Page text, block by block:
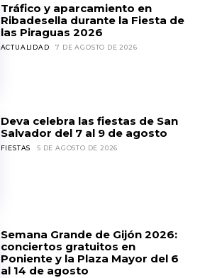
Tráfico y aparcamiento en
Ribadesella durante la Fiesta de
las Piraguas 2026
ACTUALIDAD 7 DE AGOSTO DE 2026
Deva celebra las fiestas de San
Salvador del 7 al 9 de agosto
FIESTAS 5 DE AGOSTO DE 2026
Semana Grande de Gijón 2026:
conciertos gratuitos en
Poniente y la Plaza Mayor del 6
al 14 de agosto